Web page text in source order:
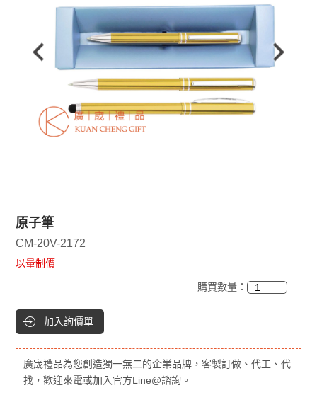
原子筆
CM-20V-2172
以量制價
購買數量：
加入詢價單
廣宬禮品為您創造獨一無二的企業品牌，客製訂做、代工、代
找，歡迎來電或加入官方Line@諮詢。